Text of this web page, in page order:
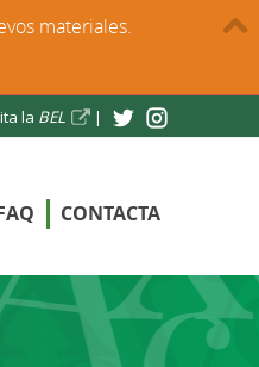
la BEL |
CONTACTA
materiales.